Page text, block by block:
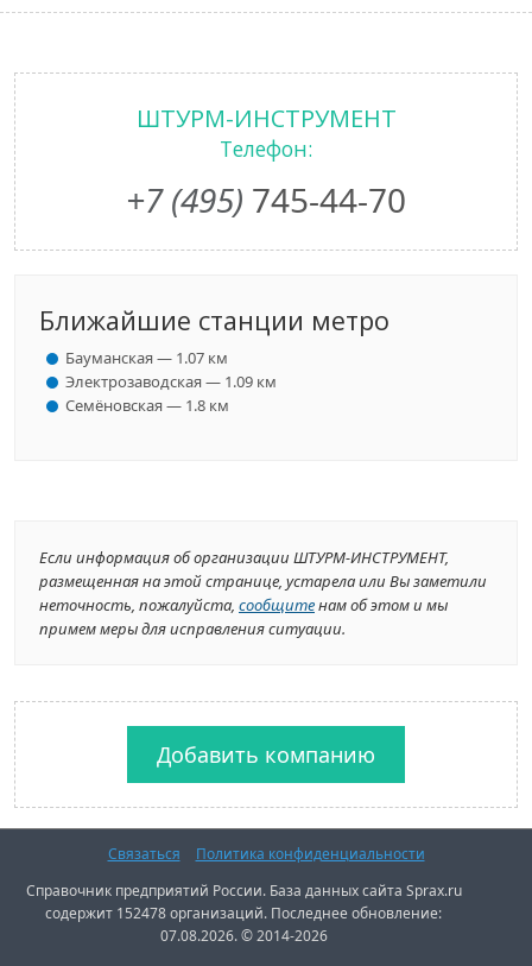
ШТУРМ-ИНСТРУМЕНТ
Телефон:
+7 (495) 745-44-70
Ближайшие станции метро
Бауманская — 1.07 км
Электрозаводская — 1.09 км
Семёновская — 1.8 км
Если информация об организации ШТУРМ-ИНСТРУМЕНТ,
размещенная на этой странице, устарела или Вы заметили
неточность, пожалуйста, сообщитенам об этом и мы
примем меры для исправления ситуации.
Добавить компанию
Связаться
Политика конфиденциальности
Справочник предприятий России. База данных сайта Sprax.ru
содержит 152478 организаций. Последнее обновление:
07.08.2026. © 2014-2026